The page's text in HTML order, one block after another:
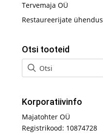
Tervemaja OÜ
Restaureerijate ühendus
Otsi tooteid
Korporatiivinfo
Majatohter OÜ
Registrikood: 10874728